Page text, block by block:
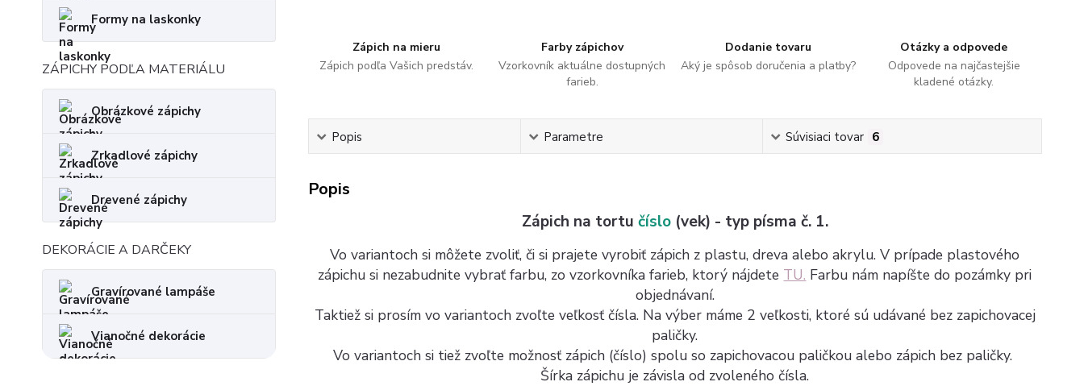
Formy na laskonky
ZÁPICHY PODĽA MATERIÁLU
Obrázkové zápichy
Zrkadlové zápichy
Drevené zápichy
DEKORÁCIE A DARČEKY
Gravírované lampáše
Vianočné dekorácie
Zápich na mieru
Zápich podľa Vašich predstáv.
Farby zápichov
Vzorkovník aktuálne dostupných
farieb.
Dodanie tovaru
Aký je spôsob doručenia a platby?
Otázky a odpovede
Odpovede na najčastejšie
kladené otázky.
Popis Parametre Súvisiaci tovar 6
Popis
Zápich na tortu číslo (vek) - typ písma č. 1.
Vo variantoch si môžete zvoliť, či si prajete vyrobiť zápich z plastu, dreva alebo akrylu. V prípade plastového
zápichu si nezabudnite vybrať farbu, zo vzorkovníka farieb, ktorý nájdete TU. Farbu nám napíšte do pozámky pri
objednávaní.
Taktiež si prosím vo variantoch zvoľte veľkosť čísla. Na výber máme 2 veľkosti, ktoré sú udávané bez zapichovacej
paličky.
Vo variantoch si tiež zvoľte možnosť zápich (číslo) spolu so zapichovacou paličkou alebo zápich bez paličky.
Šírka zápichu je závisla od zvoleného čísla.